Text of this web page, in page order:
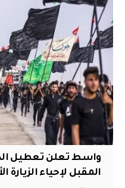
واسط تعلن تعطيل
المقبل لإحياء الزيارة